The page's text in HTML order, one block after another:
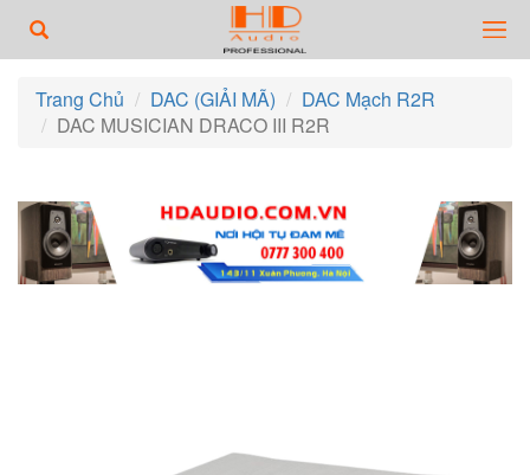
Trang Chủ DAC (GIẢI MÃ)
DAC Mạch R2R
DAC MUSICIAN DRACO III R2R